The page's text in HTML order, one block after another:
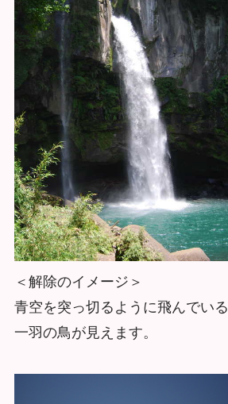
＜解除のイメージ＞
青空を突っ切るように飛んでいる
一羽の鳥が見えます。